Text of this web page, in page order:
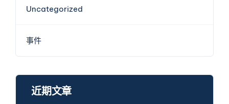
Uncategorized
事件
近期文章